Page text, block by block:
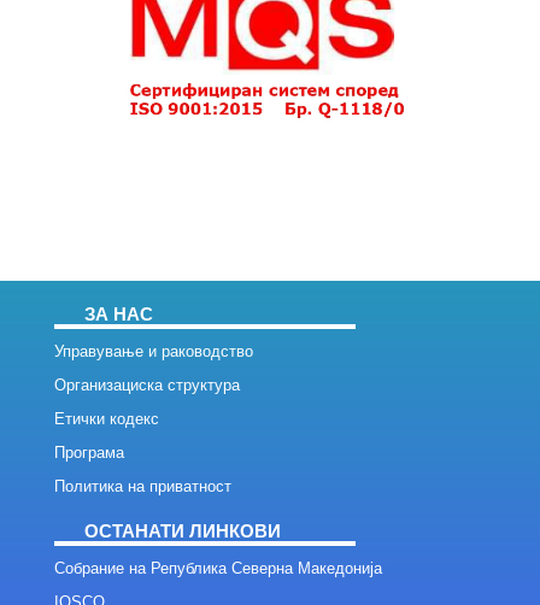
ЗА НАС
Управување и раководство
Организациска структура
Етички кодекс
Програма
Политика на приватност
ОСТАНАТИ ЛИНКОВИ
Собрание на Република Северна Македонија